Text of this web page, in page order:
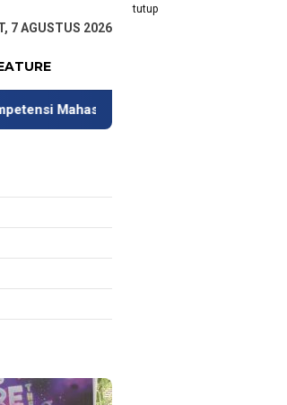
tutup
7 AGUSTUS 2026
Tim Universitas Indonesia Jalani